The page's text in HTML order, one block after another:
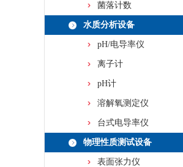
菌落计数
水质分析设备
pH/电导率仪
离子计
pH计
溶解氧测定仪
台式电导率仪
物理性质测试设备
表面张力仪